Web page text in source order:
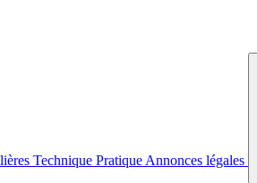
Technique Pratique Annonces légales